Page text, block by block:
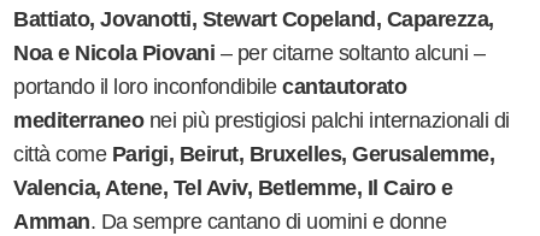
Battiato, Jovanotti, Stewart Copeland, Caparezza,
Noa e Nicola Piovani – per citarne soltanto alcuni –
portando il loro inconfondibilecantautorato
mediterraneonei più prestigiosi palchi internazionali di
città come Parigi, Beirut, Bruxelles, Gerusalemme,
Valencia, Atene, Tel Aviv, Betlemme, Il Cairo e
Amman. Da sempre cantano di uomini e donne